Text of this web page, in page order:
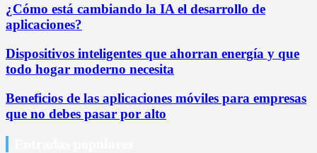
¿Cómo está cambiando la IA el desarrollo de
aplicaciones?
Dispositivos inteligentes que ahorran energía y que
todo hogar moderno necesita
Beneficios de las aplicaciones móviles para empresas
que no debes pasar por alto